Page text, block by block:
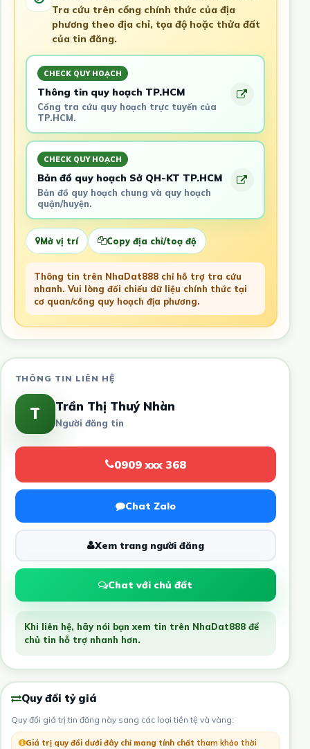
Tra cứu trên cổng chính thức của địa
phương theo địa chỉ, tọa độ hoặc thửa đất
của tin đăng.
CHECK QUY HOẠCH
Thông tin quy hoạch TP.HCM
Cổng tra cứu quy hoạch trực tuyến của
TP.HCM.
CHECK QUY HOẠCH
Bản đồ quy hoạch Sở QH-KT TP.HCM
Bản đồ quy hoạch chung và quy hoạch
quận/huyện.
Mở vị trí Copy địa chỉ/toạ độ
Thông tin trên NhaDat888 chỉ hỗ trợ tra cứu
nhanh. Vui lòng đối chiếu dữ liệu chính thức tại
cơ quan/cổng quy hoạch địa phương.
THÔNG TIN LIÊN HỆ
T Trần Thị Thuý Nhàn
Người đăng tin
0909 xxx 368
Chat Zalo
Xem trang người đăng
Chat với chủ đất
Khi liên hệ, hãy nói bạn xem tin trên NhaDat888 để
chủ tin hỗ trợ nhanh hơn.
Quy đổi tỷ giá
Quy đổi giá trị tin đăng này sang các loại tiền tệ và vàng:
Giá trị quy đổi dưới đây chỉ mang tính chất tham khảo thời